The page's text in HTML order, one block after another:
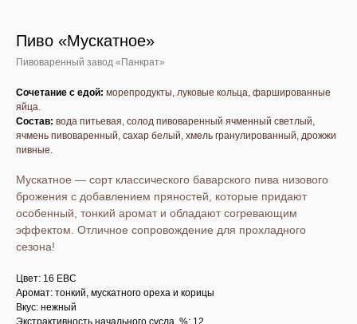
Пиво «Мускатное»
Пивоваренный завод «Панкрат»
Сочетание с едой: морепродукты, луковые кольца, фаршированные
яйца.
Состав: вода питьевая, солод пивоваренный ячменный светлый,
ячмень пивоваренный, сахар белый, хмель гранулированный, дрожжи
пивные.
Мускатное — сорт классического баварского пива низового
брожения с добавлением пряностей, которые придают
особенный, тонкий аромат и обладают согревающим
эффектом. Отличное сопровождение для прохладного
сезона!
Цвет: 16 EBC
Аромат: тонкий, мускатного ореха и корицы
Вкус: нежный
Экстрактивность начального сусла, %: 12